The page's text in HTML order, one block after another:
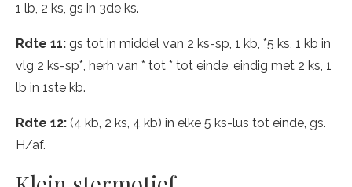
1 lb, 2 ks, gs in 3de ks.
Rdte 11: gs tot in middel van 2 ks-sp, 1 kb, *5 ks, 1 kb in
vlg 2 ks-sp*, herh van * tot * tot einde, eindig met 2 ks, 1
lb in 1ste kb.
Rdte 12: (4 kb, 2 ks, 4 kb) in elke 5 ks-lus tot einde, gs.
H/af.